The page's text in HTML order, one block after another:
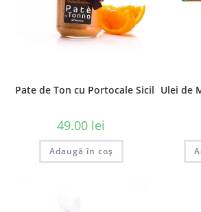
Pate de Ton cu Portocale Sicilia, 200 gr
49.00 lei
Adaugă în coș
Ulei de